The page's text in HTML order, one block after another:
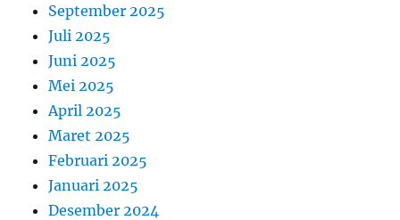
September 2025
Juli 2025
Juni 2025
Mei 2025
April 2025
Maret 2025
Februari 2025
Januari 2025
Desember 2024